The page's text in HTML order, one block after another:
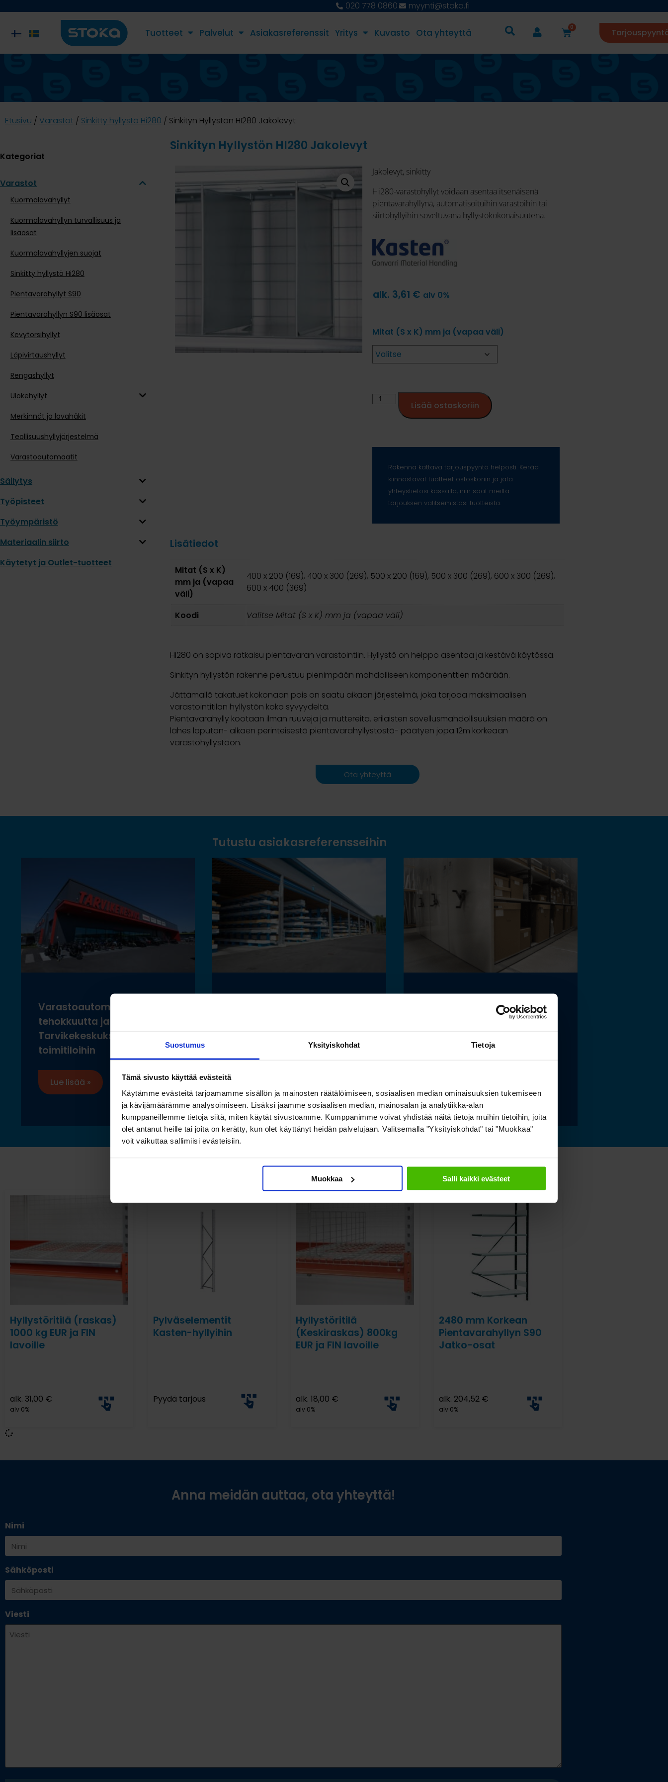
Suostumus Yksityiskohdat Tietoja
Tämä sivusto käyttää evästeitä
Käytämme evästeitä tarjoamamme sisällön ja mainosten räätälöimiseen, sosiaalisen median ominaisuuksien tukemiseen
ja kävijämäärämme analysoimiseen. Lisäksi jaamme sosiaalisen median, mainosalan ja analytiikka-alan
kumppaneillemme tietoja siitä, miten käytät sivustoamme. Kumppanimme voivat yhdistää näitä tietoja muihin tietoihin, joita
olet antanut heille tai joita on kerätty, kun olet käyttänyt heidän palvelujaan. Valitsemalla "Yksityiskohdat" tai "Muokkaa"
voit vaikuttaa sallimiisi evästeisiin.
Muokkaa Salli kaikki evästeet
020 778 0860 myynti@stoka.fi
Tuotteet Palvelut Asiakasreferenssit Yritys Kuvasto Ota yhteyttä 0
Etusivu / Varastot / Sinkitty hyllystö Hi280 / Sinkityn Hyllystön HI280 Jakolevyt
Kategoriat
Varastot
Kuormalavahyllyt
Kuormalavahyllyn turvallisuus ja
lisäosat
Kuormalavahyllyjen suojat
Sinkitty hyllystö Hi280
Pientavarahyllyt S90
Pientavarahyllyn S90 lisäosat
Kevytorsihyllyt
Läpivirtaushyllyt
Rengashyllyt
Ulokehyllyt
Merkinnät ja lavahäkit
Teollisuushyllyjärjestelmä
Varastoautomaatit
Säilytys
Työpisteet
Työympäristö
Materiaalin siirto
Käytetyt ja Outlet-tuotteet
Sinkityn Hyllystön HI280 Jakolevyt
Jakolevyt, sinkitty
Hi280-varastohyllyt voidaan asentaa itsenäisenä
pientavarahyllynä, automatisoituihin varastoihin tai
siirtohyllyihin soveltuvana hyllystökokonaisuutena.
alk. 3,61 € alv 0%
Mitat (S x K) mm ja (vapaa väli)
Lisää ostoskoriin
Rakenna kattava tarjouspyyntö helposti. Kerää
kiinnostavat tuotteet ostoskoriin ja jätä
yhteystietosi kassalla, niin saat meiltä
tarjouksen valitsemistasi tuotteista.
Lisätiedot
Mitat (S x K)
mm ja (vapaa
väli)
400 x 200 (169), 400 x 300 (269), 500 x 200 (169), 500 x 300 (269), 600 x 300 (269),
600 x 400 (369)
Koodi Valitse Mitat (S x K) mm ja (vapaa väli)
HI280 on sopiva ratkaisu pientavaran varastointiin. Hyllystö on helppo asentaa ja kestävä käytössä.
Sinkityn hyllystön rakenne perustuu pienimpään mahdolliseen komponenttien määrään.
Jättämällä takatuet kokonaan pois on saatu aikaan järjestelmä, joka tarjoaa maksimaalisen
varastointitilan hyllystön koko syvyydeltä.
Pientavarahylly kootaan ilman ruuveja ja muttereita. erilaisten sovellusmahdollisuuksien määrä on
lähes loputon- alkaen perinteisestä pientavarahyllystöstä- päätyen jopa 12m korkeaan
varastohyllystöön.
Ota yhteyttä
Tutustu asiakasreferensseihin
Varastoautomaatilla
tehokkuutta ja ergonomiaa
Tarvikekeskuksen uusiin
toimitiloihin
Lue lisää »
Saamelaismuseon ja
ilmastoidut ja kestävät
Lue lisää »
Katso myös nämä
Hyllystöritilä (raskas)
1000 kg EUR ja FIN
lavoille
alk. 31,00 €
alv 0%
Pylväselementit
Kasten-hyllyihin
Pyydä tarjous
Hyllystöritilä
(Keskiraskas) 800kg
EUR ja FIN lavoille
alk. 18,00 €
alv 0%
2480 mm Korkean
Pientavarahyllyn S90
Jatko-osat
alk. 204,52 €
alv 0%
Anna meidän auttaa, ota yhteyttä!
Nimi
Sähköposti
Viesti